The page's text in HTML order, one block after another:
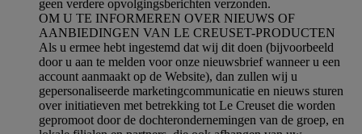
geen verdere opvolgingsberichten verzonden.
OM U TE INFORMEREN OVER NIEUWS OF
AANBIEDINGEN VAN LE CREUSET-PRODUCTEN
Als u ermee hebt ingestemd dat wij dit doen (bijvoorbeeld
door u aan te melden voor onze nieuwsbrief wanneer u een
account aanmaakt op de Website), dan zullen wij u
gepersonaliseerde marketingcommunicatie en nieuws sturen
over initiatieven met betrekking tot Le Creuset die worden
gepromoot door de dochterondernemingen van de groep, en